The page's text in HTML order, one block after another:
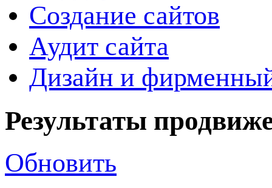
Создание сайтов
Аудит сайта
Дизайн и
Результаты
Обновить